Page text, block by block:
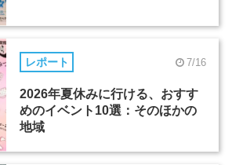
レポート 7/16
2026年夏休みに行ける、おすす
めのイベント10選：そのほかの
地域